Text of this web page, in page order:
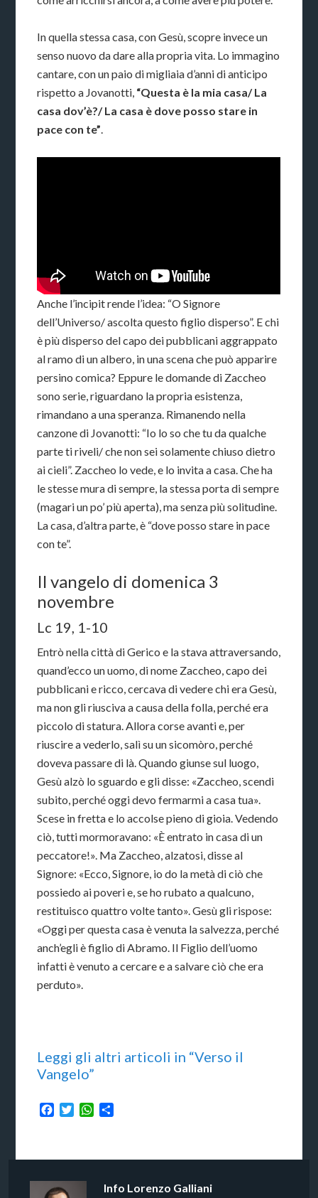
In quella stessa casa, con Gesù, scopre invece un
senso nuovo da dare alla propria vita. Lo immagino
cantare, con un paio di migliaia d’anni di anticipo
rispetto a Jovanotti, “Questa è la mia casa/ La
casa dov’è?/ La casa è dove posso stare in
pace con te”.
Anche l’incipit rende l’idea: “O Signore
dell’Universo/ ascolta questo figlio disperso”. E chi
è più disperso del capo dei pubblicani aggrappato
al ramo di un albero, in una scena che può apparire
persino comica? Eppure le domande di Zaccheo
sono serie, riguardano la propria esistenza,
rimandano a una speranza. Rimanendo nella
canzone di Jovanotti: “Io lo so che tu da qualche
parte ti riveli/ che non sei solamente chiuso dietro
ai cieli”. Zaccheo lo vede, e lo invita a casa. Che ha
le stesse mura di sempre, la stessa porta di sempre
(magari un po’ più aperta), ma senza più solitudine.
La casa, d’altra parte, è “dove posso stare in pace
con te”.
Il vangelo di domenica 3
novembre
Lc 19, 1-10
Entrò nella città di Gerico e la stava attraversando,
quand’ecco un uomo, di nome Zaccheo, capo dei
pubblicani e ricco, cercava di vedere chi era Gesù,
ma non gli riusciva a causa della folla, perché era
piccolo di statura. Allora corse avanti e, per
riuscire a vederlo, salì su un sicomòro, perché
doveva passare di là. Quando giunse sul luogo,
Gesù alzò lo sguardo e gli disse: «Zaccheo, scendi
subito, perché oggi devo fermarmi a casa tua».
Scese in fretta e lo accolse pieno di gioia. Vedendo
ciò, tutti mormoravano: «È entrato in casa di un
peccatore!». Ma Zaccheo, alzatosi, disse al
Signore: «Ecco, Signore, io do la metà di ciò che
possiedo ai poveri e, se ho rubato a qualcuno,
restituisco quattro volte tanto». Gesù gli rispose:
«Oggi per questa casa è venuta la salvezza, perché
anch’egli è figlio di Abramo. Il Figlio dell’uomo
infatti è venuto a cercare e a salvare ciò che era
perduto».
Leggi gli altri articoli in “Verso il
Vangelo”
Facebook
TwitterWhatsApp
Info Lorenzo Galliani